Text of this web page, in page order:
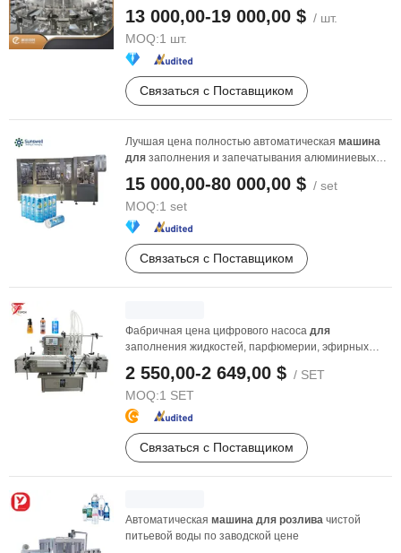
13 000,00-19 000,00 $ / шт.
MOQ:1 шт.
Связаться с Поставщиком
Лучшая цена полностью автоматическая машина
для заполнения и запечатывания алюминиевых
15 000,00-80 000,00 $ / set
MOQ:1 set
Связаться с Поставщиком
Фабричная цена цифрового насоса для
заполнения жидкостей, парфюмерии, эфирных
2 550,00-2 649,00 $ / SET
MOQ:1 SET
Связаться с Поставщиком
Автоматическая машина для розлива чистой
питьевой воды по заводской цене